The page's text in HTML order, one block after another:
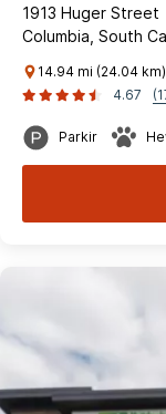
1913 Huger Street
Columbia, South
14.94 mi (24.04
4.67
Parkir